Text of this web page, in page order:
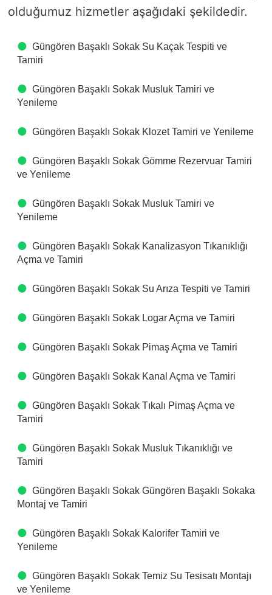
olduğumuz hizmetler aşağıdaki şekildedir.
Güngören Başaklı Sokak Su Kaçak Tespiti ve
Tamiri
Güngören Başaklı Sokak Musluk Tamiri ve
Yenileme
Güngören Başaklı Sokak Klozet Tamiri ve Yenileme
Güngören Başaklı Sokak Gömme Rezervuar Tamiri
ve Yenileme
Güngören Başaklı Sokak Musluk Tamiri ve
Yenileme
Güngören Başaklı Sokak Kanalizasyon Tıkanıklığı
Açma ve Tamiri
Güngören Başaklı Sokak Su Arıza Tespiti ve Tamiri
Güngören Başaklı Sokak Logar Açma ve Tamiri
Güngören Başaklı Sokak Pimaş Açma ve Tamiri
Güngören Başaklı Sokak Kanal Açma ve Tamiri
Güngören Başaklı Sokak Tıkalı Pimaş Açma ve
Tamiri
Güngören Başaklı Sokak Musluk Tıkanıklığı ve
Tamiri
Güngören Başaklı Sokak Güngören Başaklı Sokaka
Montaj ve Tamiri
Güngören Başaklı Sokak Kalorifer Tamiri ve
Yenileme
Güngören Başaklı Sokak Temiz Su Tesisatı Montajı
ve Yenileme